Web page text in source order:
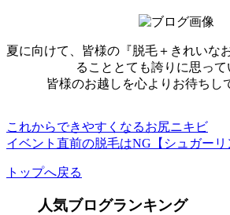
夏に向けて、皆様の『脱毛＋きれいな
ることとても誇りに思って
皆様のお越しを心よりお待ちし
これからできやすくなるお尻ニキビ
イベント直前の脱毛はNG【シュガーリ
トップへ戻る
人気ブログランキング